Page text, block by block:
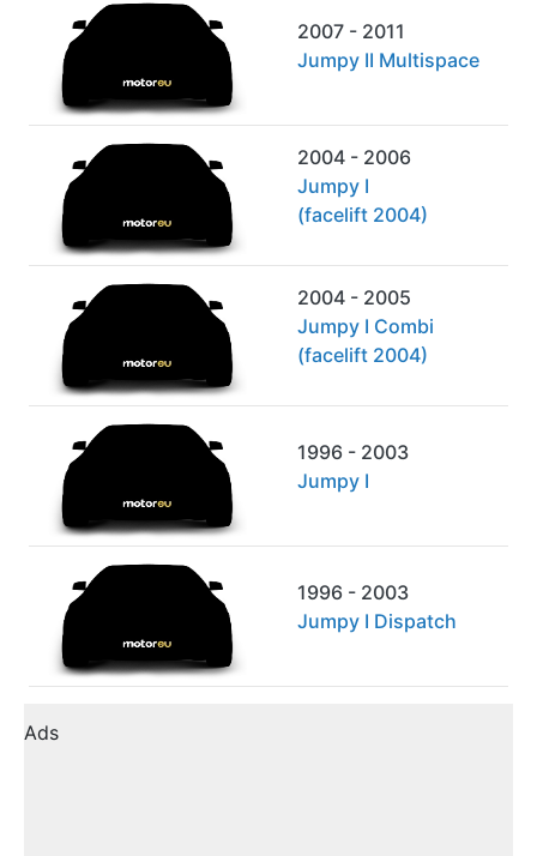
2007 - 2011
Jumpy II Multispace
2004 - 2006
Jumpy I
(facelift 2004)
2004 - 2005
Jumpy I Combi
(facelift 2004)
1996 - 2003
Jumpy I
1996 - 2003
Jumpy I Dispatch
Ads